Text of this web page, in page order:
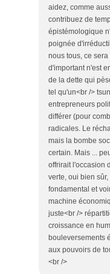
aidez, comme
contribuez de
épistémologique
poignée
nous tous, ce
d'important n'est
de la dette qui
tel qu'un<br />
entrepreneurs
différer (pour
radicales. Le
mais la bombe
certain. Mais ...
offrirait l'occasion
verte, oui bien
fondamental et
machine
juste<br />
croissance en
bouleversements
aux pouvoirs de
<br />